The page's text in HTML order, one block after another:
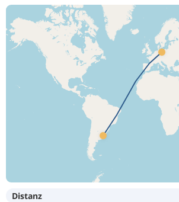
Distanz